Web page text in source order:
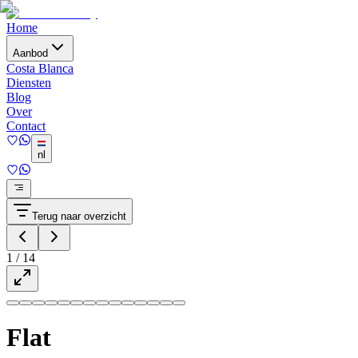
Home
Aanbod
Costa Blanca
Diensten
Blog
Over
Contact
nl
Terug naar overzicht
1 / 14
Flat